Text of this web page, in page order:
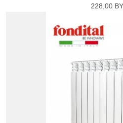
228,00